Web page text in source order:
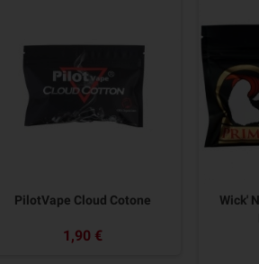
PilotVape Cloud Cotone
1,90 €
Wick'